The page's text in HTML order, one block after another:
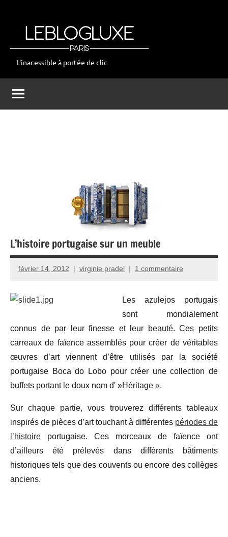
leblogluxe
L'inacessible à portée de clic
L’histoire portugaise sur un meuble
février 14, 2012 virginie pradel 1 commentaire
Les azulejos portugais
sont mondialement
connus de par leur finesse et leur beauté. Ces petits
carreaux de faïence assemblés pour créer de véritables
œuvres d’art viennent d’être utilisés par la société
portugaise Boca do Lobo pour créer une collection de
buffets portant le doux nom d' »Héritage ».
Sur chaque partie, vous trouverez différents tableaux
inspirés de pièces d’art touchant à différentes périodes de
l’histoire portugaise. Ces morceaux de faïence ont
d’ailleurs été prélevés dans différents bâtiments
historiques tels que des couvents ou encore des collèges
anciens.